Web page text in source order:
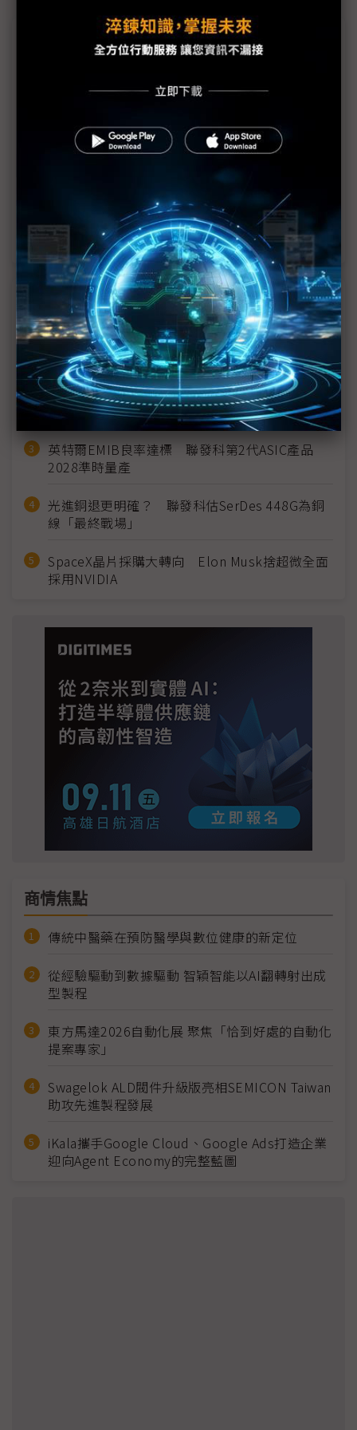
議題精選－從悟空反思台遊戲業
《黑神話：悟空》銷售大爆發 改寫中國單機遊戲市
「遊戲科學」創造黑悟空傳奇 如何培養拒絕跳槽的
員工
近７天熱門報導
MLCC訂單過熱、出貨比創高 村田示警全球AI基
建熱潮將趨緩
2027全年記憶體產能提前售罄 買家「祕而不
宣」只怕買不夠
英特爾EMIB良率達標 聯發科第2代ASIC產品
2028準時量產
光進銅退更明確？ 聯發科估SerDes 448G為銅
線「最終戰場」
SpaceX晶片採購大轉向 Elon Musk捨超微全面
採用NVIDIA
商情焦點
傳統中醫藥在預防醫學與數位健康的新定位
從經驗驅動到數據驅動 智穎智能以AI翻轉射出成
型製程
東方馬達2026自動化展 聚焦「恰到好處的自動化
提案專家」
Swagelok ALD閥件升級版亮相SEMICON Taiwan
助攻先進製程發展
iKala攜手Google Cloud、Google Ads打造企業
迎向Agent Economy的完整藍圖